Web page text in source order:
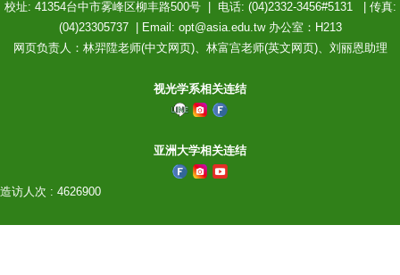
校址: 41354台中市雾峰区柳丰路500号 | 电话: (04)2332-3456#5131 | 传真:
(04)23305737 | Email: opt@asia.edu.tw 办公室：H213
网页负责人：林羿陞老师(中文网页)、林富宫老师(英文网页)、刘丽恩助理
视光学系相关连结
亚洲大学相关连结
造访人次 : 4626900